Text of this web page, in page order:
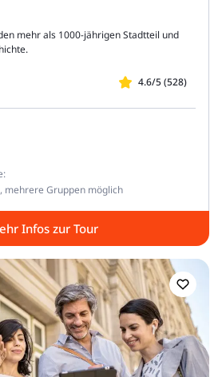
mehr als 1000-jährigen Stadtteil und
4.6/5 (528)
mehrere Gruppen möglich
Infos zur Tour